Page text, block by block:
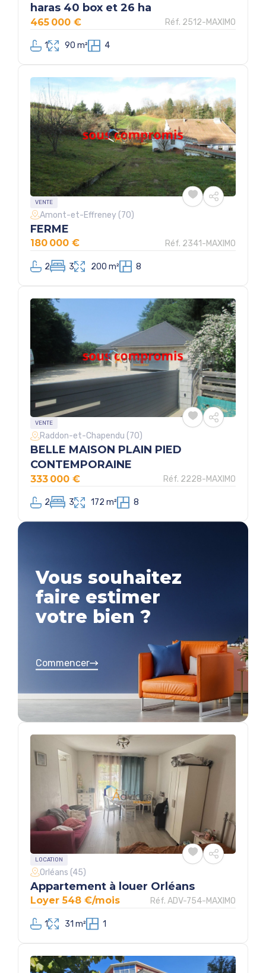
Réf. 2512-MAXIMO
haras 40 box et 26 ha
1 90 m² 4
465 000 €
VENTE
Réf. 2341-MAXIMO
Amont-et-Effreney (70)
FERME
2 3 200 m² 8
180 000 €
VENTE
Réf. 2228-MAXIMO
Raddon-et-Chapendu (70)
BELLE MAISON PLAIN PIED
CONTEMPORAINE
2 3 172 m² 8
333 000 €
LOCATION
Réf. ADV-754-MAXIMO
Orléans (45)
Appartement à louer Orléans
1 31 m² 1
Loyer 548 €/mois
Vous souhaitez
faire estimer
votre bien ?
Commencer